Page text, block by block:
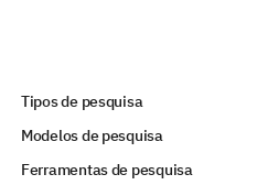
Tipos de pesquisa
Modelos de pesquisa
Ferramentas de pesquisa